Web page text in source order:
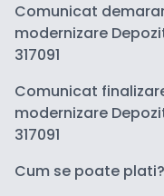
Comunicat
modernizare
317091
Comunicat
modernizare
317091
Cum se poate plati?